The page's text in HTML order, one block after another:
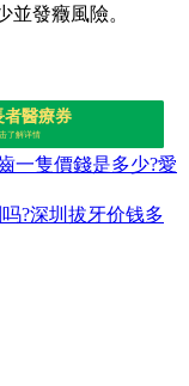
發癥風險。
者醫療券
了解详情
一隻價錢是多少?愛
?深圳拔牙价钱多